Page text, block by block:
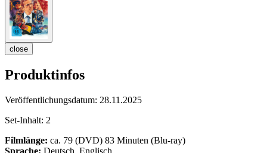
close
Produktinfos
Veröffentlichungsdatum: 28.11.2025
Set-Inhalt: 2
Filmlänge: ca. 79 (DVD) 83 Minuten (Blu-ray)
Sprache: Deutsch, Englisch